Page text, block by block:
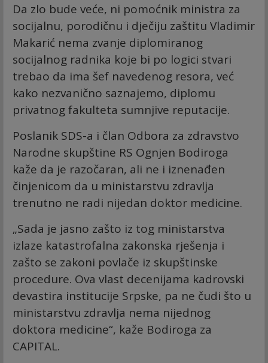
Da zlo bude veće, ni pomoćnik ministra za
socijalnu, porodičnu i dječiju zaštitu Vladimir
Makarić nema zvanje diplomiranog
socijalnog radnika koje bi po logici stvari
trebao da ima šef navedenog resora, već
kako nezvanično saznajemo, diplomu
privatnog fakulteta sumnjive reputacije.
Poslanik SDS-a i član Odbora za zdravstvo
Narodne skupštine RS Ognjen Bodiroga
kaže da je razočaran, ali ne i iznenađen
činjenicom da u ministarstvu zdravlja
trenutno ne radi nijedan doktor medicine.
„Sada je jasno zašto iz tog ministarstva
izlaze katastrofalna zakonska rješenja i
zašto se zakoni povlače iz skupštinske
procedure. Ova vlast decenijama kadrovski
devastira institucije Srpske, pa ne čudi što u
ministarstvu zdravlja nema nijednog
doktora medicine“, kaže Bodiroga za
CAPITAL.